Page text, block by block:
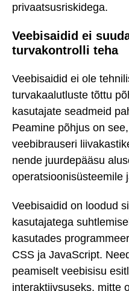
privaatsusriskidega.
Veebisaidid ei
turvakontrolli teha
Veebisaidid ei ole
turvakaalutluste tõttu
kasutajate seadmeid
Peamine põhjus on
veebibrauseri
nende juurdepääsu
operatsioonisüsteemile
Veebisaidid on loodud
kasutajatega
kasutades
CSS ja JavaScript.
peamiselt veebisisu
interaktiivsuseks, mitte